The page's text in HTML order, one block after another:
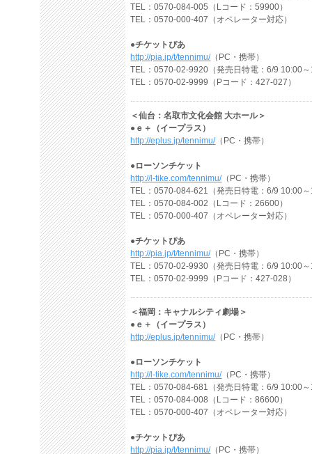
TEL：0570-084-005（Lコード：59900）
TEL：0570-000-407（オペレーター対応）
●チケットぴあ
http://pia.jp/t/tennimu/（PC・携帯）
TEL：0570-02-9920（発売日特電：6/9 10:00
TEL：0570-02-9999（Pコード：427-027）
＜仙台：名取市文化会館 大ホール＞
●ｅ＋（イープラス）
http://eplus.jp/tennimu/（PC・携帯）
●ローソンチケット
http://l-tike.com/tennimu/（PC・携帯）
TEL：0570-084-621（発売日特電：6/9 10:00
TEL：0570-084-002（Lコード：26600）
TEL：0570-000-407（オペレーター対応）
●チケットぴあ
http://pia.jp/t/tennimu/（PC・携帯）
TEL：0570-02-9930（発売日特電：6/9 10:00
TEL：0570-02-9999（Pコード：427-028）
＜福岡：キャナルシティ劇場＞
●ｅ＋（イープラス）
http://eplus.jp/tennimu/（PC・携帯）
●ローソンチケット
http://l-tike.com/tennimu/（PC・携帯）
TEL：0570-084-681（発売日特電：6/9 10:00
TEL：0570-084-008（Lコード：86600）
TEL：0570-000-407（オペレーター対応）
●チケットぴあ
http://pia.jp/t/tennimu/（PC・携帯）